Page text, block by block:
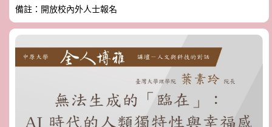
備註：開放校內外人士報名